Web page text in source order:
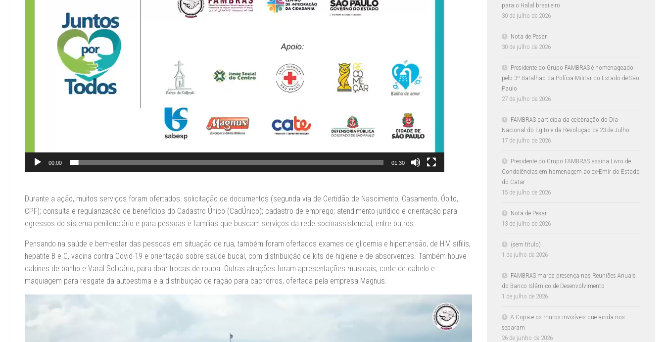
00:00 01:30
Durante a ação, muitos serviços foram ofertados: solicitação de documentos (segunda via de Certidão de Nascimento, Casamento, Óbito,
CPF); consulta e regularização de benefícios do Cadastro Único (CadÚnico); cadastro de emprego; atendimento jurídico e orientação para
egressos do sistema penitenciário e para pessoas e famílias que buscam serviços da rede socioassistencial, entre outros.
Pensando na saúde e bem-estar das pessoas em situação de rua, também foram ofertados exames de glicemia e hipertensão, de HIV, sífilis,
hepatite B e C, vacina contra Covid-19 e orientação sobre saúde bucal, com distribuição de kits de higiene e de absorventes. Também houve
cabines de banho e Varal Solidário, para doar trocas de roupa. Outras atrações foram apresentações musicais, corte de cabelo e
maquiagem para resgate da autoestima e a distribuição de ração para cachorros, ofertada pela empresa Magnus.
vídeo
para o Halal brasileiro
30 de julho de 2026
Nota de Pesar
30 de julho de 2026
Presidente do Grupo FAMBRAS é homenageado
pelo 3º Batalhão da Polícia Militar do Estado de São
Paulo
27 de julho de 2026
FAMBRAS participa da celebração do Dia
Nacional do Egito e da Revolução de 23 de Julho
17 de julho de 2026
Presidente do Grupo FAMBRAS assina Livro de
Condolências em homenagem ao ex-Emir do Estado
do Catar
15 de julho de 2026
Nota de Pesar
13 de julho de 2026
(sem título)
1 de julho de 2026
FAMBRAS marca presença nas Reuniões Anuais
do Banco Islâmico de Desenvolvimento
1 de julho de 2026
A Copa e os muros invisíveis que ainda nos
separam
26 de junho de 2026